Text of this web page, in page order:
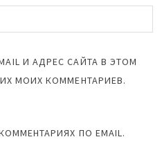
И АДРЕС САЙТА В ЭТОМ
МОИХ КОММЕНТАРИЕВ.
ПО EMAIL.